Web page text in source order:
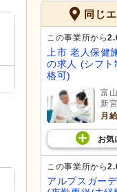
同じ
この事業所から
上市 老人保健
の求人 (シフト
格可)
富
新
月
お気
この事業所から
アルプスガー